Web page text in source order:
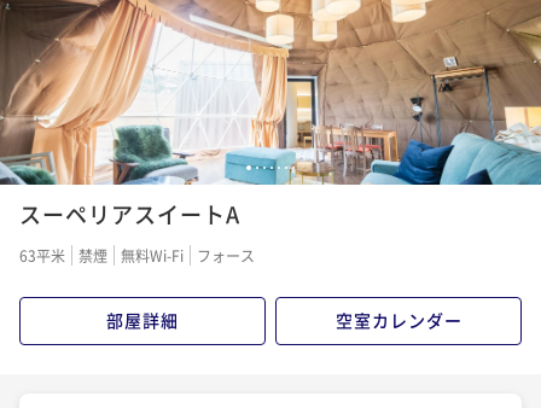
1234 5 67
スーペリアスイートA
63平米 禁煙 無料Wi-Fi フォース
部屋詳細 空室カレンダー